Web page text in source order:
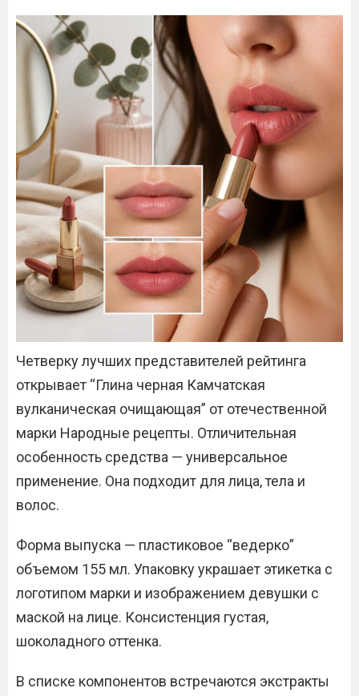
Четверку лучших представителей рейтинга
открывает “Глина черная Камчатская
вулканическая очищающая” от отечественной
марки Народные рецепты. Отличительная
особенность средства — универсальное
применение. Она подходит для лица, тела и
волос.
Форма выпуска — пластиковое “ведерко”
объемом 155 мл. Упаковку украшает этикетка с
логотипом марки и изображением девушки с
маской на лице. Консистенция густая,
шоколадного оттенка.
В списке компонентов встречаются экстракты